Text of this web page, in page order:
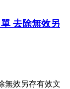
去除無效另
無效另存有效文